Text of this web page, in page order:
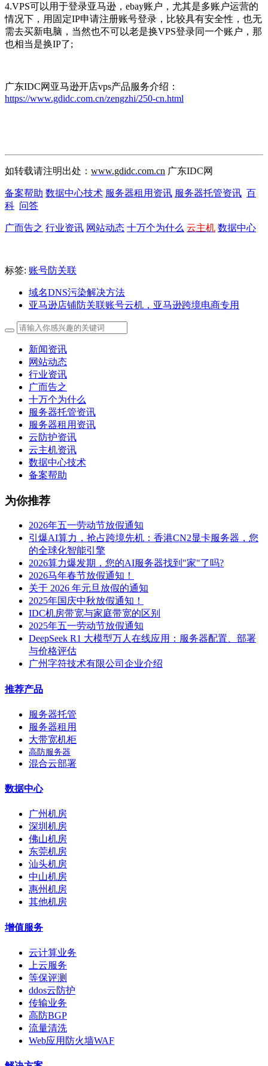
4.VPS可以用于登录亚马逊，ebay账户，尤其是多账户运营的
情况下，用固定IP申请注册账号登录，比较具有安全性，也无
需去买新电脑，当然也不可以老是换VPS登录同一个账户，那
也相当是换IP了;
广东IDC网亚马逊开店vps产品服务介绍：
https://www.gdidc.com.cn/zengzhi/250-cn.html
如转载请注明出处： www.gdidc.com.cn 广东IDC网
备案帮助 数据中心技术 服务器租用资讯 服务器托管资讯 百
科 问答
广而告之 行业资讯 网站动态 十万个为什么 云主机 数据中心
标签: 账号防关联
域名DNS污染解决方法
亚马逊店铺防关联账号云机，亚马逊跨境电商专用
新闻资讯
网站动态
行业资讯
广而告之
十万个为什么
服务器托管资讯
服务器租用资讯
云防护资讯
云主机资讯
数据中心技术
备案帮助
为你推荐
2026年五一劳动节放假通知
引爆AI算力，抢占跨境先机：香港CN2显卡服务器，您
的全球化智能引擎
2026算力爆发期，您的AI服务器找到"家"了吗?
2026马年春节放假通知！
关于 2026 年元旦放假的通知
2025年国庆中秋放假通知！
IDC机房带宽与家庭带宽的区别
2025年五一劳动节放假通知
DeepSeek R1 大模型万人在线应用：服务器配置、部署
与价格评估
广州字符技术有限公司企业介绍
推荐产品
服务器托管
服务器租用
大带宽机柜
高防服务器
混合云部署
数据中心
广州机房
深圳机房
佛山机房
东莞机房
汕头机房
中山机房
惠州机房
其他机房
增值服务
云计算业务
上云服务
等保评测
ddos云防护
传输业务
高防BGP
流量清洗
Web应用防火墙WAF